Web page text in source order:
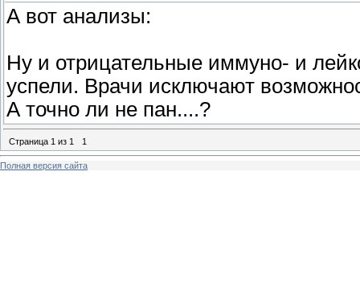
А вот анализы:
Ну и отрицательные иммуно- и
успели. Врачи исключают
А точно ли не пан....?
Страница 1 из 1 1
Полная версия сайта